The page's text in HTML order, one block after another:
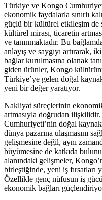
Türkiye ve Kongo
ekonomik faydalarla sınırlı
güçlü bir kültürel etkileşim de
kültürel mirası, ticaretin
ve tanınmaktadır. Bu
anlayış ve saygıyı artırarak,
bağlar kurulmasına olanak
giden ürünler, Kongo
Türkiye’ye gelen doğal
yeni bir değer yaratıyor.
Nakliyat süreçlerinin
artmasıyla doğrudan
Cumhuriyeti’nin doğal
dünya pazarına ulaşmasını
gelişmesine değil, aynı
büyümesine de katkıda
alanındaki gelişmeler,
birleştiğinde, yeni iş fırsatları
Özellikle genç nüfusun iş
ekonomik bağları